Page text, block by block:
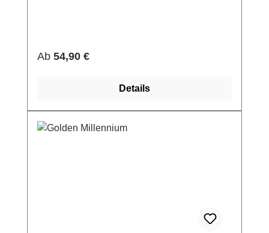
Regulärer Preis:
Ab 54,90 €
Details